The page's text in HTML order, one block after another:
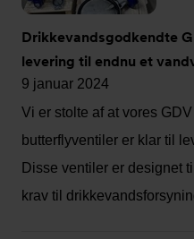
Drikkevandsgodkendte
levering til endnu et
9 januar 2024
Vi er stolte af at vores
butterflyventiler er klar til
Disse ventiler er designet
krav til